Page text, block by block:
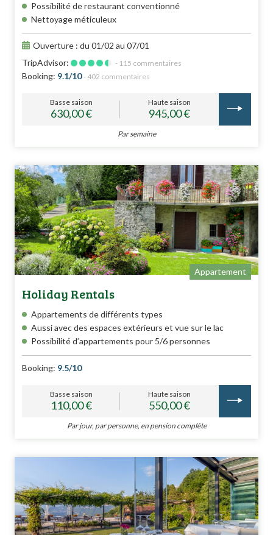
Possibilité de restaurant conventionné
Nettoyage méticuleux
Ouverture : du 01/02 au 07/01
TripAdvisor:
- 115 commentaires
Booking: 9.1/10 - 402 commentaires
Basse saison
630,00 €
Haute saison
945,00 €
Par semaine
Appartement
Holiday Rentals
Appartements de différents types
Aussi avec des espaces extérieurs et vue sur le lac
Possibilité d’appartements pour 5/6 personnes
Booking: 9.5/10
Basse saison
110,00 €
Haute saison
550,00 €
Par jour, par personne, en pension complète